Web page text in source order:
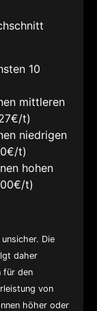
10
mittleren
t)
niedrigen
t)
hohen
t)
Die
daher
für den
von
höher oder